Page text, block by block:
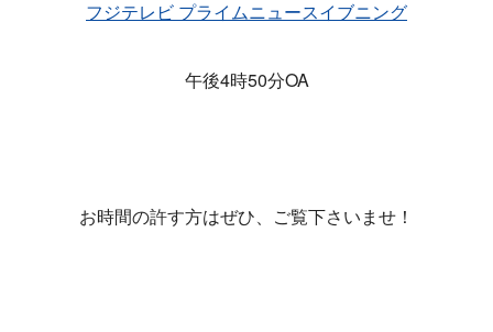
フジテレビ プライムニュースイブニング
午後4時50分OA
お時間の許す方はぜひ、ご覧下さいませ！